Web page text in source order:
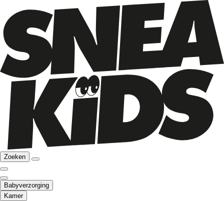
Zoeken
Babyverzorging
Kamer